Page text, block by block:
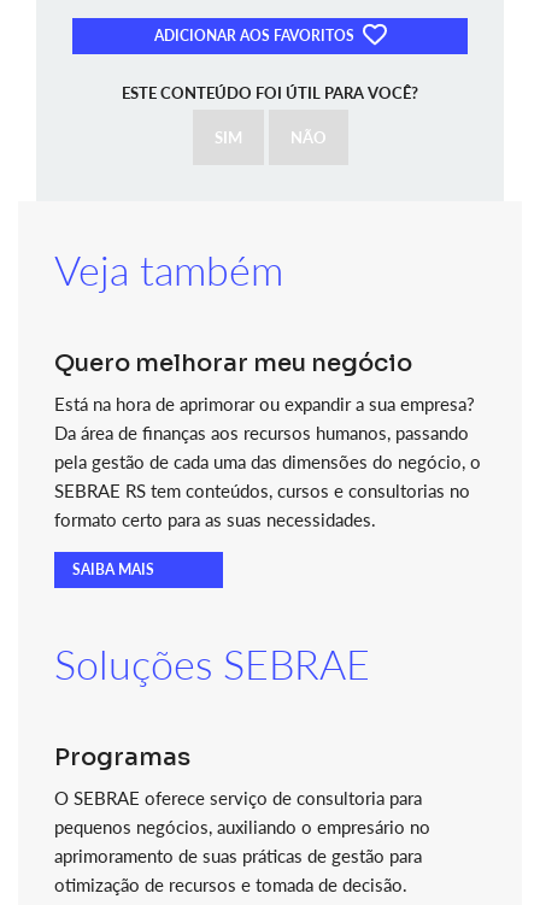
ADICIONAR AOS FAVORITOS
ESTE CONTEÚDO FOI ÚTIL PARA VOCÊ?
SIM NÃO
Veja também
Quero melhorar meu negócio
Está na hora de aprimorar ou expandir a sua empresa?
Da área de finanças aos recursos humanos, passando
pela gestão de cada uma das dimensões do negócio, o
SEBRAE RS tem conteúdos, cursos e consultorias no
formato certo para as suas necessidades.
SAIBA MAIS
Soluções SEBRAE
Programas
O SEBRAE oferece serviço de consultoria para
pequenos negócios, auxiliando o empresário no
aprimoramento de suas práticas de gestão para
otimização de recursos e tomada de decisão.